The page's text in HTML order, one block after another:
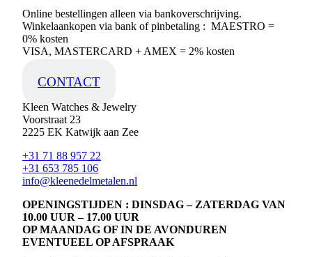
Online bestellingen alleen via bankoverschrijving.
Winkelaankopen via bank of pinbetaling : MAESTRO =
0% kosten
VISA, MASTERCARD + AMEX = 2% kosten
CONTACT
Kleen Watches & Jewelry
Voorstraat 23
2225 EK Katwijk aan Zee
+31 71 88 957 22
+31 653 785 106
info@kleenedelmetalen.nl
OPENINGSTIJDEN : DINSDAG – ZATERDAG VAN
10.00 UUR – 17.00 UUR
OP MAANDAG OF IN DE AVONDUREN
EVENTUEEL OP AFSPRAAK